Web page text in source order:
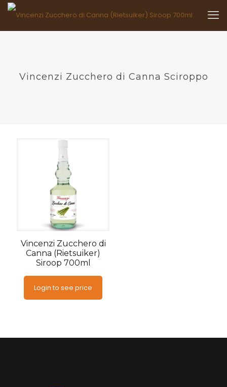
Vincenzi Zucchero di Canna Sciroppo
Vincenzi Zucchero di
Canna (Rietsuiker)
Siroop 700ml
Login to see price